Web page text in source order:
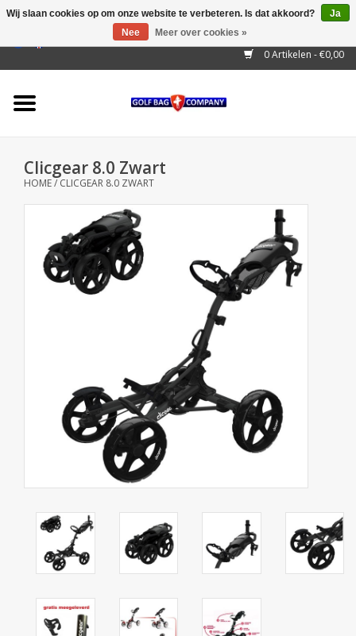
USD/AUD
0 Artikelen - €0,00
Home
Outlet!
Stand Bags
Trolleys
Golf gadgets
Starterssets
Clicgear 8.0 Zwart
HOME/ CLICGEAR 8.0 ZWART
Wij slaan cookies op om onze website te verbeteren. Is dat akkoord?
Ja
Nee
Meer over cookies »